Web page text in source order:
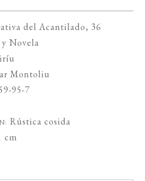
del Acantilado, 36
y Novela
Montoliu
95-7
Rústica cosida
cm